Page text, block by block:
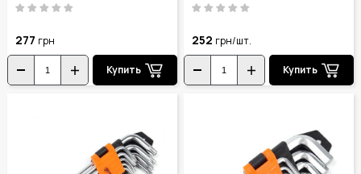
277 грн
Купить
252 грн/шт.
Купить